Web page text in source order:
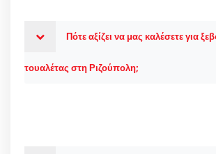
Πότε αξίζει να μας καλέσετε για
τουαλέτας στη Ριζούπολη;